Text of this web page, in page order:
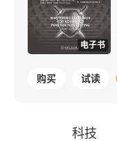
电子书
购买 试读
科技